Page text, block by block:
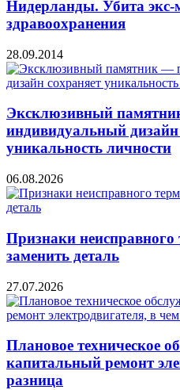
Нидерланды. Убита экс-
здравоохранения
28.09.2014
Эксклюзивный
индивидуальный дизайн
уникальность личности
06.08.2026
Признаки неисправного
заменить деталь
27.07.2026
Плановое техническое
капитальный ремонт
разница